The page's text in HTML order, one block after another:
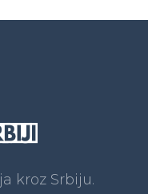
kroz Srbiju.